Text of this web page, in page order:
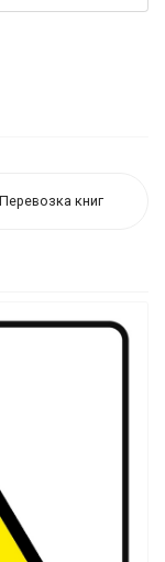
Перевозка книг